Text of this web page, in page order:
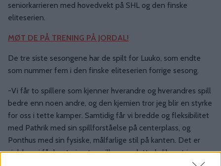
seniorkarrieren med hovedvekt på SHL og den finske
eliteserien.
MØT DE PÅ TRENING PÅ JORDAL!
De tre siste sesongene har de spilt for Luuko, som endte
som nummer fem i den finske eliteserien forrige sesong.
-Vi får to spillere som kjenner hverandre og hverandres spill
bedre enn noen andre, og den kjemien tror jeg blir en styrke
for oss i tette kamper. Samtidig får vi bredde og fleksibilitet
med Pathrik med sin spillforståelse på centerplass, og
Ponthus med sin fysiske, målfarlige stil på kanten. Det er
sjelden vi får hente inn to spillere av dette kaliberet i